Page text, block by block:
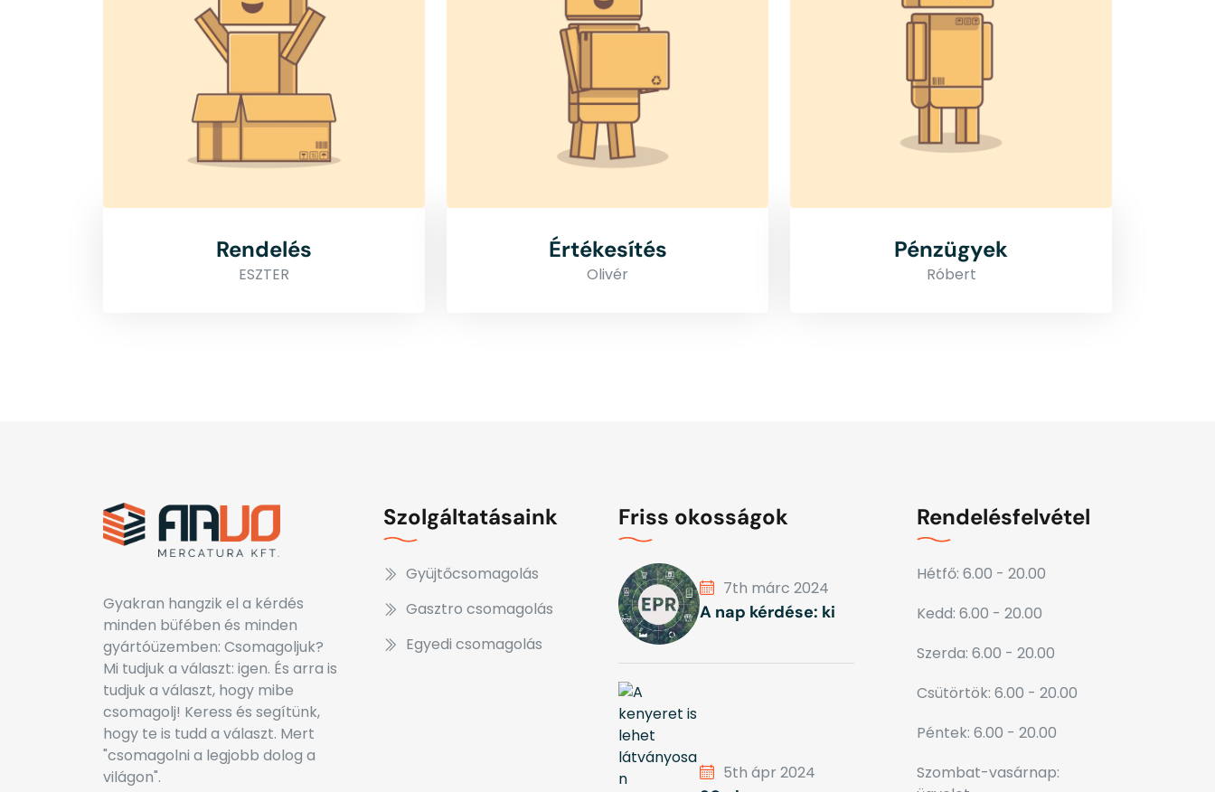
Rendelés
ESZTER
Értékesítés
Olivér
Pénzügyek
Róbert
Gyakran hangzik el a kérdés
minden büfében és minden
gyártóüzemben: Csomagoljuk?
Mi tudjuk a választ: igen. És arra is
tudjuk a választ, hogy mibe
csomagolj! Keress és segítünk,
hogy te is tudd a választ. Mert
"csomagolni a legjobb dolog a
világon".
Szolgáltatásaink
Gyüjtőcsomagolás
Gasztro csomagolás
Egyedi csomagolás
Friss okosságok
7th márc 2024
A nap kérdése: ki
5th ápr 2024
Rendelésfelvétel
Hétfő: 6.00 - 20.00
Kedd: 6.00 - 20.00
Szerda: 6.00 - 20.00
Csütörtök: 6.00 - 20.00
Péntek: 6.00 - 20.00
Szombat-vasárnap: